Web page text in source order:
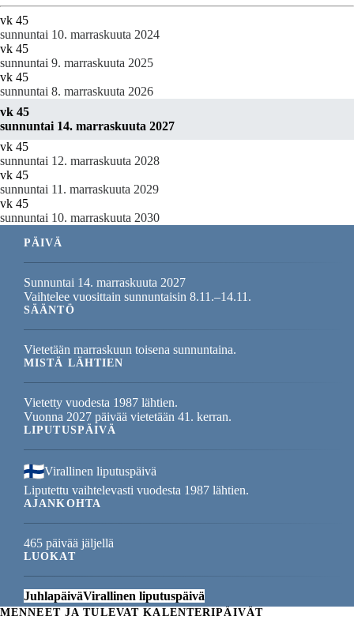
vk 45
sunnuntai 10. marraskuuta 2024
vk 45
sunnuntai 9. marraskuuta 2025
vk 45
sunnuntai 8. marraskuuta 2026
vk 45
sunnuntai 14. marraskuuta 2027
vk 45
sunnuntai 12. marraskuuta 2028
vk 45
sunnuntai 11. marraskuuta 2029
vk 45
sunnuntai 10. marraskuuta 2030
PÄIVÄ
Sunnuntai 14. marraskuuta 2027
Vaihtelee vuosittain sunnuntaisin 8.11.–14.11.
SÄÄNTÖ
Vietetään marraskuun toisena sunnuntaina.
MISTÄ LÄHTIEN
Vietetty vuodesta 1987 lähtien.
Vuonna 2027 päivää vietetään 41. kerran.
LIPUTUSPÄIVÄ
Virallinen liputuspäivä
Liputettu vaihtelevasti vuodesta 1987 lähtien.
AJANKOHTA
465 päivää jäljellä
LUOKAT
JuhlapäiväVirallinen liputuspäivä
MENNEET JA TULEVAT KALENTERIPÄIVÄT